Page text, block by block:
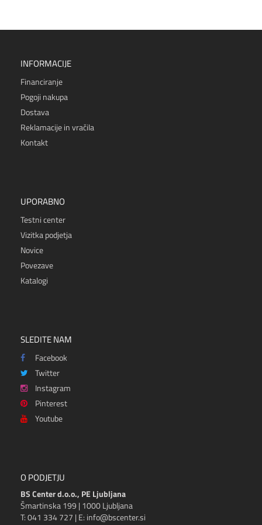
INFORMACIJE
Financiranje
Pogoji nakupa
Dostava
Reklamacije in vračila
Kontakt
UPORABNO
Testni center
Vizitka podjetja
Novice
Povezave
Katalogi
SLEDITE NAM
Facebook
Twitter
Instagram
Pinterest
Youtube
O PODJETJU
BS Center d.o.o., PE Ljubljana
Šmartinska 199 | 1000 Ljubljana
T: 041 334 727 | E: info@bscenter.si